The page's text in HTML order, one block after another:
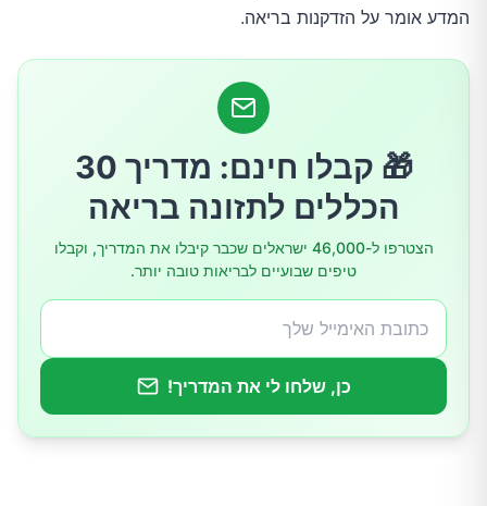
פלא
מיתוס 6: ניתוחים פלסטיים הם הדרך היחידה
להיראות צעיר יותר
שמנוני
המדע אומר על הזדקנות בריאה.
🎁 קבלו חינם: מדריך 30
הכללים לתזונה בריאה
הצטרפו ל-46,000 ישראלים שכבר קיבלו את המדריך, וקבלו
טיפים שבועיים לבריאות טובה יותר.
כן, שלחו לי את המדריך!